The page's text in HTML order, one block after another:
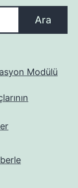
Ara
Modülü